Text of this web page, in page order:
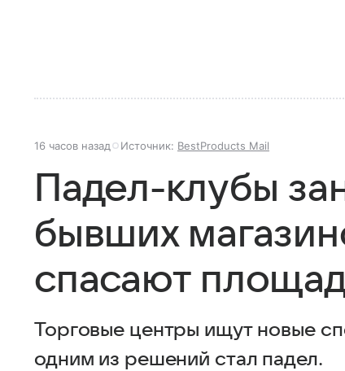
16 часов назад Источник: BestProducts Mail
Падел-клубы
бывших
спасают
Торговые центры ищут новые
одним из решений стал падел.